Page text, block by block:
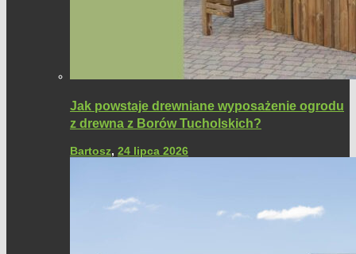
Jak powstaje drewniane wyposażenie ogrodu
z drewna z Borów Tucholskich?
Bartosz, 24 lipca 2026